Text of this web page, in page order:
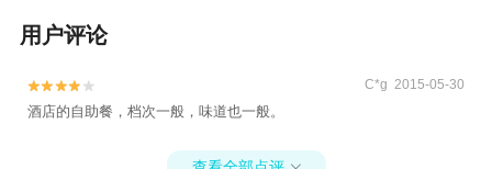
用户评论

 C*g 2015-05-30
酒店的自助餐，档次一般，味道也一般。
